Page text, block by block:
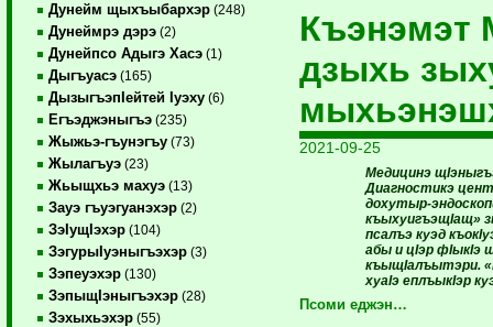
Дунейм щыхъыбархэр (248)
Дунеймрэ дэрэ (2)
Дунейпсо Адыгэ Хасэ (1)
Дыгъуасэ (165)
ДызыгъэпIейтей Iуэху (6)
Егъэджэныгъэ (235)
Жыжьэ-гъунэгъу (73)
Жылагъуэ (23)
Жьыщхьэ махуэ (13)
Зауэ гъуэгуанэхэр (2)
ЗэIущIэхэр (104)
ЗэгурыIуэныгъэхэр (3)
Зэпеуэхэр (130)
ЗэпыщIэныгъэхэр (28)
Зэхыхьэхэр (55)
Къэнэмэт
дзыхь
2021-09-25
Медицинэ
Диагностикэ
дохутыр-
къыхуигъэщIащ»
псалъэ куэд
абы и цIэр фIыкIэ
къыщIалъытэри.
хуаIэ еплъыкIэр
Псоми еджэн…